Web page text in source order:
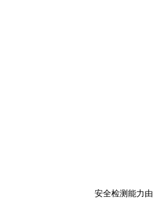
安全检测能力由